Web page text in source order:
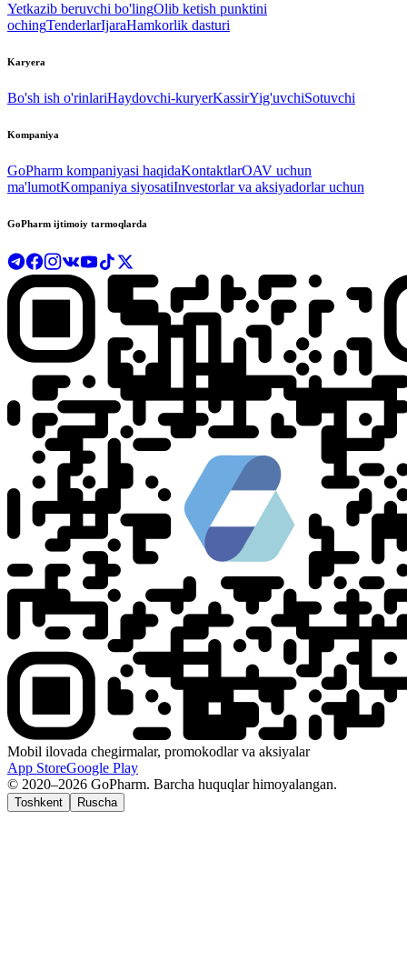
Yetkazib beruvchi bo'lingOlib ketish punktini
ochingTenderlarIjaraHamkorlik dasturi
Karyera
Bo'sh ish o'rinlariHaydovchi-kuryerKassirYig'uvchiSotuvchi
Kompaniya
GoPharm kompaniyasi haqidaKontaktlarOAV uchun
ma'lumotKompaniya siyosatiInvestorlar va aksiyadorlar uchun
GoPharm ijtimoiy tarmoqlarda
Mobil ilovada chegirmalar, promokodlar va aksiyalar
App StoreGoogle Play
© 2020–2026 GoPharm. Barcha huquqlar himoyalangan.
Toshkent Ruscha